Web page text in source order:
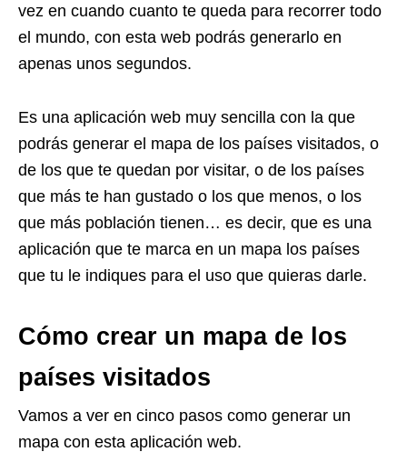
vez en cuando cuanto te queda para recorrer todo
el mundo, con esta web podrás generarlo en
apenas unos segundos.
Es una aplicación web muy sencilla con la que
podrás generar el mapa de los países visitados, o
de los que te quedan por visitar, o de los países
que más te han gustado o los que menos, o los
que más población tienen… es decir, que es una
aplicación que te marca en un mapa los países
que tu le indiques para el uso que quieras darle.
Cómo crear un mapa de los
países visitados
Vamos a ver en cinco pasos como generar un
mapa con esta aplicación web.